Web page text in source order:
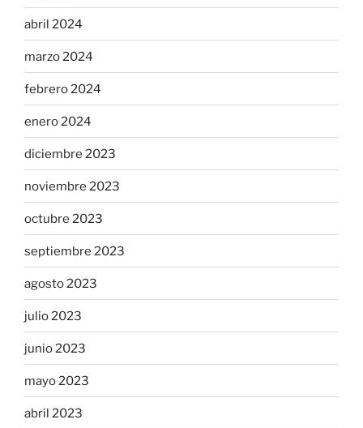
abril 2024
marzo 2024
febrero 2024
enero 2024
diciembre 2023
noviembre 2023
octubre 2023
septiembre 2023
agosto 2023
julio 2023
junio 2023
mayo 2023
abril 2023